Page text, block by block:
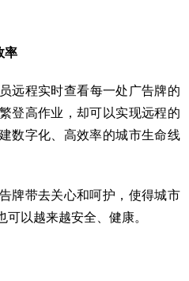
率
远程实时查看每一处广告牌的
登高作业，却可以实现远程的
数字化、高效率的城市生命线
牌带去关心和呵护，使得城市
以越来越安全、健康。